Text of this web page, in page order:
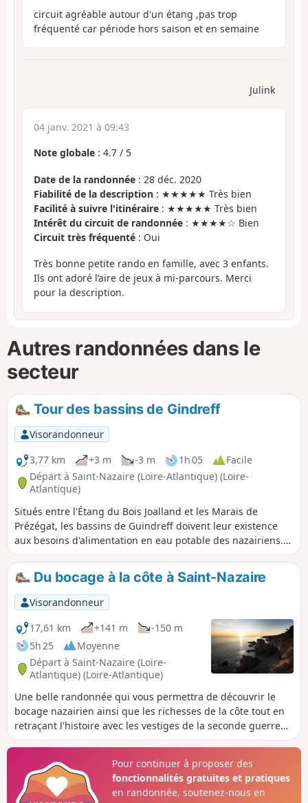
circuit agréable autour d'un étang ,pas trop
fréquenté car période hors saison et en semaine
Julink
04 janv. 2021 à 09:43
Note globale : 4.7 / 5
Date de la randonnée : 28 déc. 2020
Fiabilité de la description : ★★★★★ Très bien
Facilité à suivre l'itinéraire : ★★★★★ Très bien
Intérêt du circuit de randonnée : ★★★★☆ Bien
Circuit très fréquenté : Oui
Très bonne petite rando en famille, avec 3 enfants.
Ils ont adoré l’aire de jeux à mi-parcours. Merci
pour la description.
Autres randonnées dans le
secteur
Tour des bassins de Gindreff
Visorandonneur
3,77 km
+3 m -3 m 1h 05
Facile
Départ à Saint-Nazaire (Loire-Atlantique) (Loire-
Atlantique)
Situés entre l'Étang du Bois Joalland et les Marais de
Prézégat, les bassins de Guindreff doivent leur existence
aux besoins d'alimentation en eau potable des nazairiens.
Si ceux-ci sont désormais pourvu par d'autres sources, il
n'en reste pas moins que la succession de bassins, qui
s'échelonnent entre le contournement routier et les
quartiers nord de St-Nazaire, propose un cadre naturel
bien sympathique pour une petite balade.
Du bocage à la côte à Saint-Nazaire
Visorandonneur
17,61 km
+141 m
-150 m
5h 25
Moyenne
Départ à Saint-Nazaire (Loire-
Atlantique) (Loire-Atlantique)
Une belle randonnée qui vous permettra de découvrir le
bocage nazairien ainsi que les richesses de la côte tout en
retraçant l'histoire avec les vestiges de la seconde guerre
mondiale mais également de la préhistoire.
Pour continuer à proposer des
fonctionnalités gratuites et pratiques
en randonnée, soutenez-nous en